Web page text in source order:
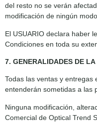
del resto no se verán
modificación de ningún
El USUARIO declara haber
Condiciones en toda su
7. GENERALIDADES DE LA
Todas las ventas y entregas
entenderán sometidas a las
Ninguna modificación,
Comercial de Optical Trend